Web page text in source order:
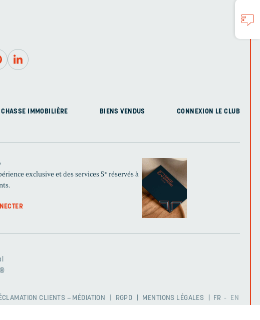
CHASSE IMMOBILIÈRE BIENS VENDUS CONNEXION LE CLUB
exclusive et des services 5* réservés à
FR EN
CLIENTS – MÉDIATION RGPD MENTIONS LÉGALES